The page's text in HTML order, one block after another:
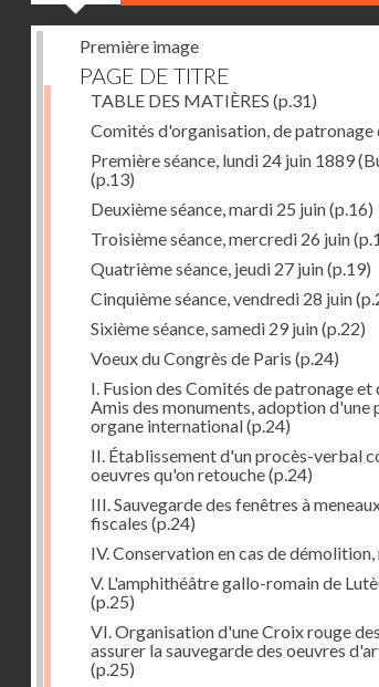
Première image
PAGE DE TITRE
TABLE DES MATIÈRES (p.31)
Comités d'organisation, de patronage
Première séance, lundi 24 juin 1889
(p.13)
Deuxième séance, mardi 25 juin(p.16)
Troisième séance, mercredi 26 juin
Quatrième séance, jeudi 27 juin(p.19)
Cinquième séance, vendredi 28 juin
Sixième séance, samedi 29 juin(p.22)
Voeux du Congrès de Paris (p.24)
I. Fusion des Comités de patronage et
Amis des monuments, adoption
organe international(p.24)
II. Établissement d'un procès-verbal
oeuvres qu'on retouche(p.24)
III. Sauvegarde des fenêtres à
fiscales (p.24)
IV. Conservation en cas de
V. L'amphithéâtre gallo-romain de
(p.25)
VI. Organisation d'une Croix rouge
assurer la sauvegarde des oeuvres
(p.25)